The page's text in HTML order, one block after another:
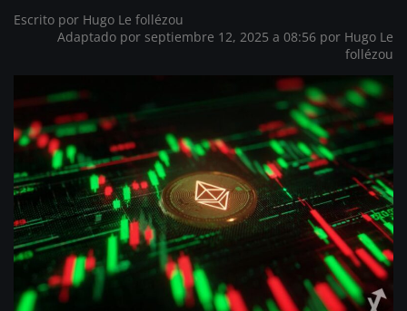
Escrito por Hugo Le follézou
Adaptado por septiembre 12, 2025 a 08:56 por Hugo Le
follézou